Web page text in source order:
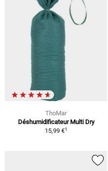
ThoMar
Déshumidificateur Multi Dry
15,99 €1